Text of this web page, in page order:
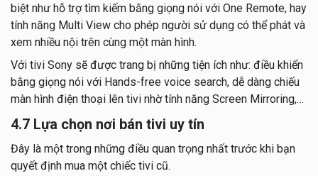
biệt như hỗ trợ tìm kiếm bằng giọng nói với One Remote, hay
tính năng Multi View cho phép người sử dụng có thể phát và
xem nhiều nội trên cùng một màn hình.
Với tivi Sony sẽ được trang bị những tiện ích như: điều khiển
bằng giọng nói với Hands-free voice search, dễ dàng chiếu
màn hình điện thoại lên tivi nhờ tính năng Screen Mirroring,…
4.7 Lựa chọn nơi bán tivi uy tín
Đây là một trong những điều quan trọng nhất trước khi bạn
quyết định mua một chiếc tivi cũ.